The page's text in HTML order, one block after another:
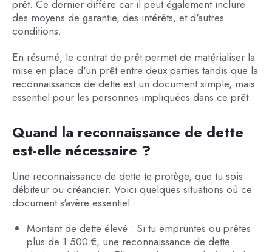
prêt. Ce dernier diffère car il peut également inclure
des moyens de garantie, des intérêts, et d'autres
conditions.
En résumé, le contrat de prêt permet de matérialiser la
mise en place d'un prêt entre deux parties tandis que la
reconnaissance de dette est un document simple, mais
essentiel pour les personnes impliquées dans ce prêt.
Quand la reconnaissance de dette
est-elle nécessaire ?
Une reconnaissance de dette te protège, que tu sois
débiteur ou créancier. Voici quelques situations où ce
document s'avère essentiel :
Montant de dette élevé : Si tu empruntes ou prêtes
plus de 1 500 €, une reconnaissance de dette